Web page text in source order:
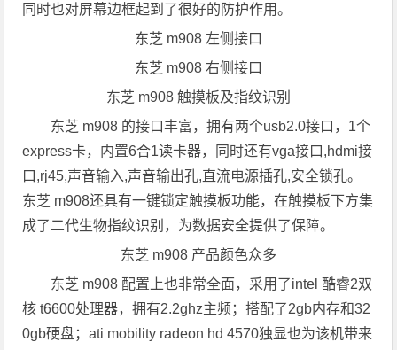
同时也对屏幕边框起到了很好的防护作用。
东芝 m908 左侧接口
东芝 m908 右侧接口
东芝 m908 触摸板及指纹识别
东芝 m908 的接口丰富，拥有两个usb2.0接口，1个
express卡，内置6合1读卡器，同时还有vga接口,hdmi接
口,rj45,声音输入,声音输出孔,直流电源插孔,安全锁孔。
东芝 m908还具有一键锁定触摸板功能，在触摸板下方集
成了二代生物指纹识别，为数据安全提供了保障。
东芝 m908 产品颜色众多
东芝 m908 配置上也非常全面，采用了intel 酷睿2双
核 t6600处理器，拥有2.2ghz主频；搭配了2gb内存和32
0gb硬盘；ati mobility radeon hd 4570独显也为该机带来